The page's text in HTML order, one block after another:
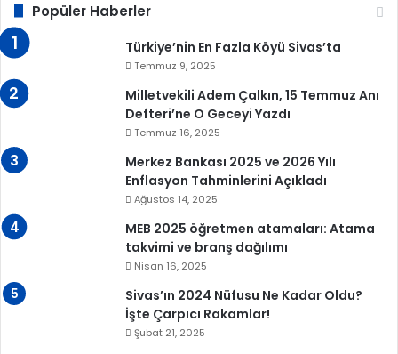
Popüler Haberler
Türkiye’nin En Fazla Köyü Sivas’ta
Temmuz 9, 2025
Milletvekili Adem Çalkın, 15 Temmuz Anı
Defteri’ne O Geceyi Yazdı
Temmuz 16, 2025
Merkez Bankası 2025 ve 2026 Yılı
Enflasyon Tahminlerini Açıkladı
Ağustos 14, 2025
MEB 2025 öğretmen atamaları: Atama
takvimi ve branş dağılımı
Nisan 16, 2025
Sivas’ın 2024 Nüfusu Ne Kadar Oldu?
İşte Çarpıcı Rakamlar!
Şubat 21, 2025